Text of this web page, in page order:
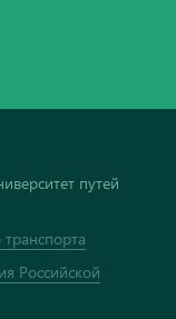
путей
Российской